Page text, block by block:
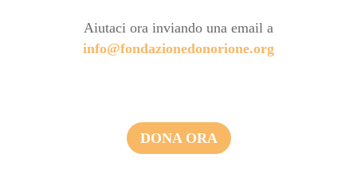
Aiutaci ora inviando una email a
info@fondazionedonorione.org
DONA ORA